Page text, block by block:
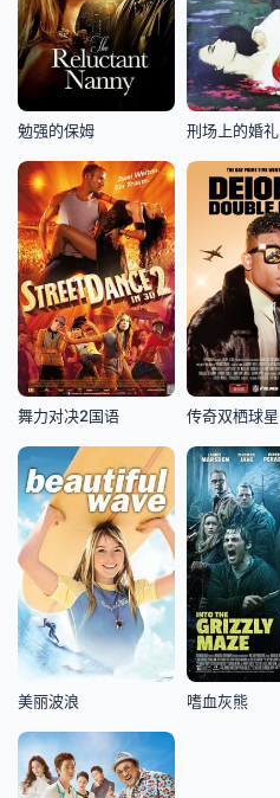
勉强的保姆 刑场上的婚礼
舞力对决2国语 传奇双栖球星
美丽波浪 嗜血灰熊